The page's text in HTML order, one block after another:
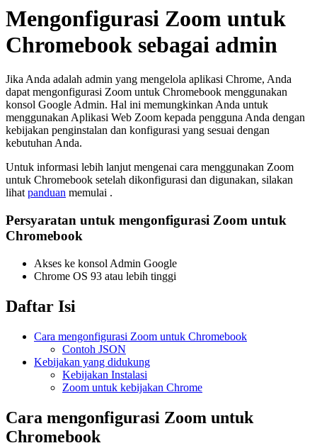
Mengonfigurasi Zoom untuk
Chromebook sebagai admin
Jika Anda adalah admin yang mengelola aplikasi Chrome, Anda
dapat mengonfigurasi Zoom untuk Chromebook menggunakan
konsol Google Admin. Hal ini memungkinkan Anda untuk
menggunakan Aplikasi Web Zoom kepada pengguna Anda dengan
kebijakan penginstalan dan konfigurasi yang sesuai dengan
kebutuhan Anda.
Untuk informasi lebih lanjut mengenai cara menggunakan Zoom
untuk Chromebook setelah dikonfigurasi dan digunakan, silakan
lihatpanduan memulai .
Persyaratan untuk mengonfigurasi Zoom untuk
Chromebook
Akses ke konsol Admin Google
Chrome OS 93 atau lebih tinggi
Daftar Isi
Cara mengonfigurasi Zoom untuk Chromebook
Contoh JSON
Kebijakan yang didukung
Kebijakan Instalasi
Zoom untuk kebijakan Chrome
Cara mengonfigurasi Zoom untuk
Chromebook